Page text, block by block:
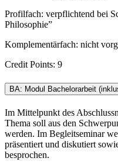
Profilfach: verpflichtend bei
Philosophie”
Komplementärfach: nicht
Credit Points: 9
BA: Modul Bachelorarbeit
Im Mittelpunkt des
Thema soll aus den
werden. Im Begleitseminar
präsentiert und diskutiert
besprochen.